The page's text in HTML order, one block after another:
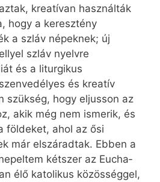
kreatívan használták
hogy a keresztény
a szláv népeknek; új
szláv nyelvre
és a liturgikus
és kreatív
szükség, hogy eljusson az
akik még nem ismerik, és
földeket, ahol az ősi
már elszáradtak. Ebben a
kétszer az Eu­cha­
élő katolikus közösséggel,